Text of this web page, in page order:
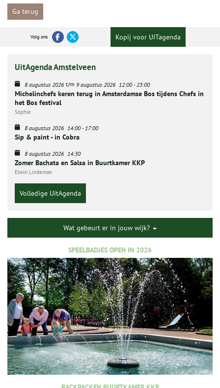
Ga terug
Volg ons Kopij voor UITagenda
UitAgenda Amstelveen
8 augustus 2026 t/m 9 augustus 2026 12:00-23:00
Michelinchefs keren terug in Amsterdamse Bos tijdens Chefs in
het Bos festival
Sophie
8 augustus 2026 14:00-17:00
Sip & paint - in Cobra
8 augustus 2026 14:30
Zomer Bachata en Salsa in Buurtkamer KKP
Elwin Lindeman
Volledige UitAgenda
Wat gebeurt er in jouw wijk?
SPEELBADJES OPEN IN 2026